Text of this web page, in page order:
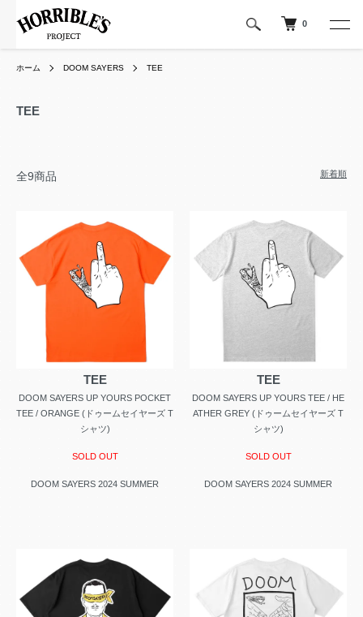
0
ホーム DOOM SAYERS TEE
TEE
全9商品 新着順
TEE
DOOM SAYERS UP YOURS POCKET
TEE / ORANGE (ドゥームセイヤーズ T
シャツ)
SOLD OUT
DOOM SAYERS 2024 SUMMER
TEE
DOOM SAYERS UP YOURS TEE / HE
ATHER GREY (ドゥームセイヤーズ T
シャツ)
SOLD OUT
DOOM SAYERS 2024 SUMMER